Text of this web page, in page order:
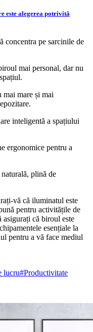
este alegerea potrivită
concentra pe sarcinile de
mai personal, dar nu
mare și mai
inteligentă a spațiului
ergonomice pentru a
plină de
vă că iluminatul este
pentru activitățile de
asigurați că biroul este
esențiale la
pentru a vă face mediul
lucru#Productivitate